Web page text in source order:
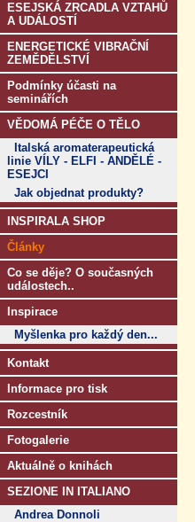
ESEJSKÁ ZRCADLA VZTAHŮ
A UDÁLOSTÍ
ENERGETICKÉ VIBRAČNÍ
ZEMĚDĚLSTVÍ
Podmínky účasti na
seminářích
VĚDOMÁ PÉČE O TĚLO
Italská aromaterapeutická
linie VÍLY - ELFI - ANDĚLÉ -
ESEJCI
Jak objednat produkty?
INSPIRALA SHOP
Články
Co se děje? O současných
událostech..
Inspirace
Myšlenka pro každý den...
Kontakt
Informace pro tisk
Rozcestník
Fotogalerie
Aktuálně o knihách
SEZIONE IN ITALIANO
Andrea Donnoli